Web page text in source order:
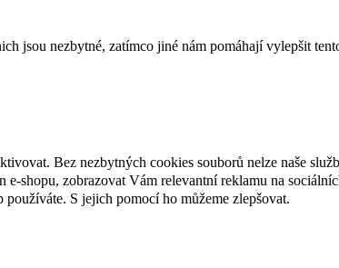
jsou nezbytné, zatímco jiné nám pomáhají vylepšit
Bez nezbytných cookies souborů nelze naše
shopu, zobrazovat Vám relevantní reklamu na
S jejich pomocí ho můžeme zlepšovat.